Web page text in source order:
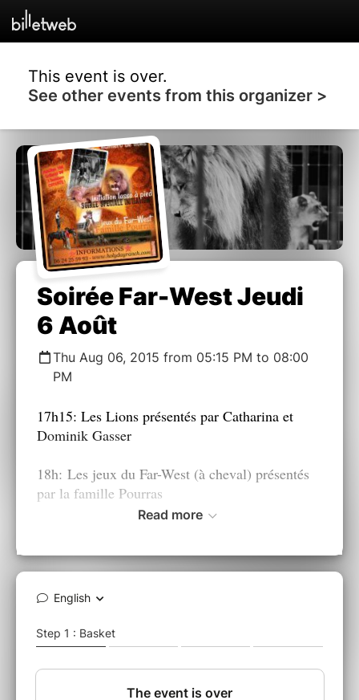
This event is over.
See other events from this organizer >
Soirée Far-West Jeudi
6 Août
Thu Aug 06, 2015 from 05:15 PM to 08:00
PM
17h15: Les Lions présentés par Catharina et
Dominik Gasser
18h: Les jeux du Far-West (à cheval) présentés
par la famille Pourras
la soirée à thème
Cliquez sur les images à droite pour voir
l'affiche de la soirée Far-West et le déroulement
de la soirée!
Read more